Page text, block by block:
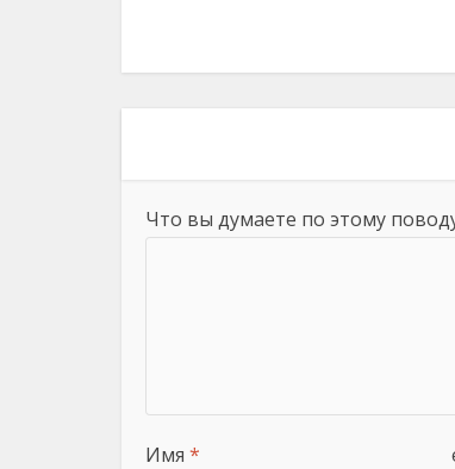
Что вы думаете по этому
Имя *